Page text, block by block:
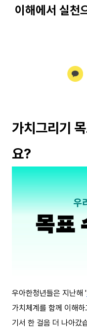
이해에서 실천
가치그리기
요?
우아한청년들은 지난해 '
가치체계를 함께 이해
기서 한 걸음 더 나아갔